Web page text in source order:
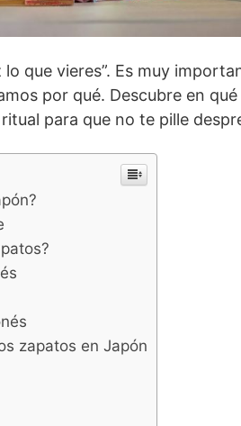
que vieres”. Es muy
por qué. Descubre en
para que no te pille
zapatos en Japón